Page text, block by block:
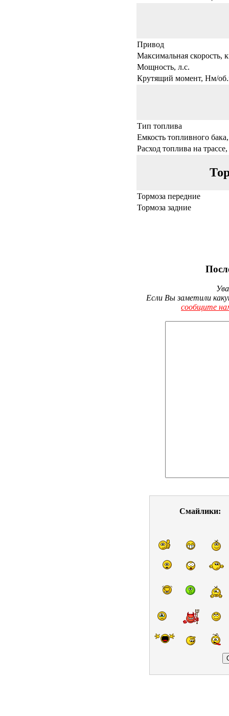
Привод
Максимальная скорость,
Мощность, л.с.
Крутящий момент, Нм/
Тип топлива
Емкость топливного
Расход топлива на
Тормоза передние
Тормоза задние
Если Вы заметили
сообщите
Смайлики: